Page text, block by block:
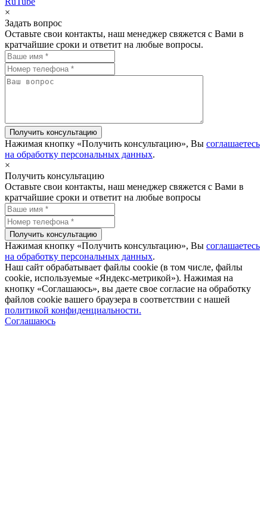
×
Задать вопрос
Оставьте свои контакты, наш менеджер свяжется с Вами в
кратчайшие сроки и ответит на любые вопросы.
Нажимая кнопку «Получить консультацию», Вы соглашаетесь
на обработку персональных данных.
×
Получить консультацию
Оставьте свои контакты, наш менеджер свяжется с Вами в
кратчайшие сроки и ответит на любые вопросы
Нажимая кнопку «Получить консультацию», Вы соглашаетесь
на обработку персональных данных.
Наш сайт обрабатывает файлы cookie (в том числе, файлы
cookie, используемые «Яндекс-метрикой»). Нажимая на
кнопку «Соглашаюсь», вы даете свое согласие на обработку
файлов cookie вашего браузера в соответствии с нашей
политикой конфиденциальности.
Соглашаюсь